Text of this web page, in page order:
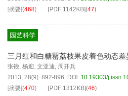
[摘要](468) [PDF 1142KB](47)
园艺科学
三月红和白糖罂荔枝果皮着色动态
张锐, 杨迎, 文亚迪, 周开兵
2013, 28(9): 892-896. DOI: 10.19303/
[摘要](470) [PDF 1312KB](46)